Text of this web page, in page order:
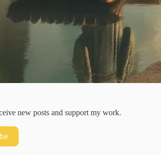
new posts and support my work.